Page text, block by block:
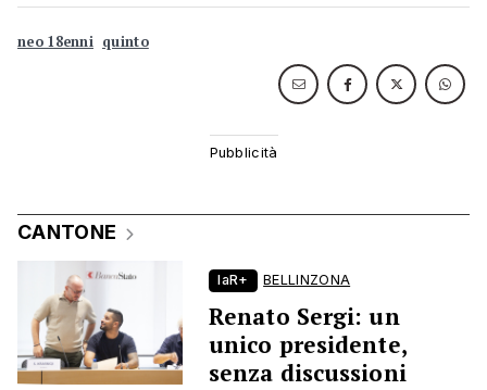
neo 18enni quinto
CANTONE
laR+ BELLINZONA
Renato Sergi: un
unico presidente,
senza discussioni